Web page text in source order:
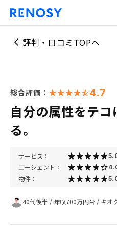
評判・口コミTOPへ
総合評価： 4.7
自分の属性をテ
る。
サービス：
エージェント：
物件：
40代後半 / 年収700万円台 / キオ